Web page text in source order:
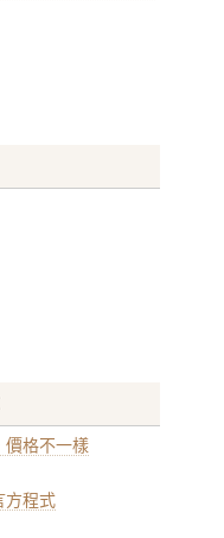
價格不一樣
方程式